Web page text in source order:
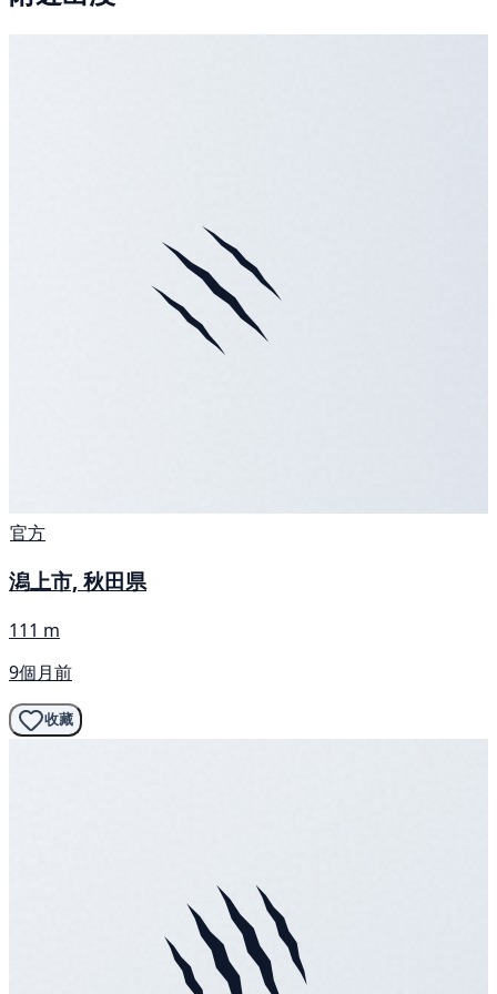
官方
潟上市, 秋田県
111 m
9個月前
收藏